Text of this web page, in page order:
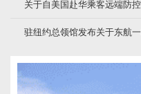
关于自美国赴华乘客远端防
驻纽约总领馆发布关于东航